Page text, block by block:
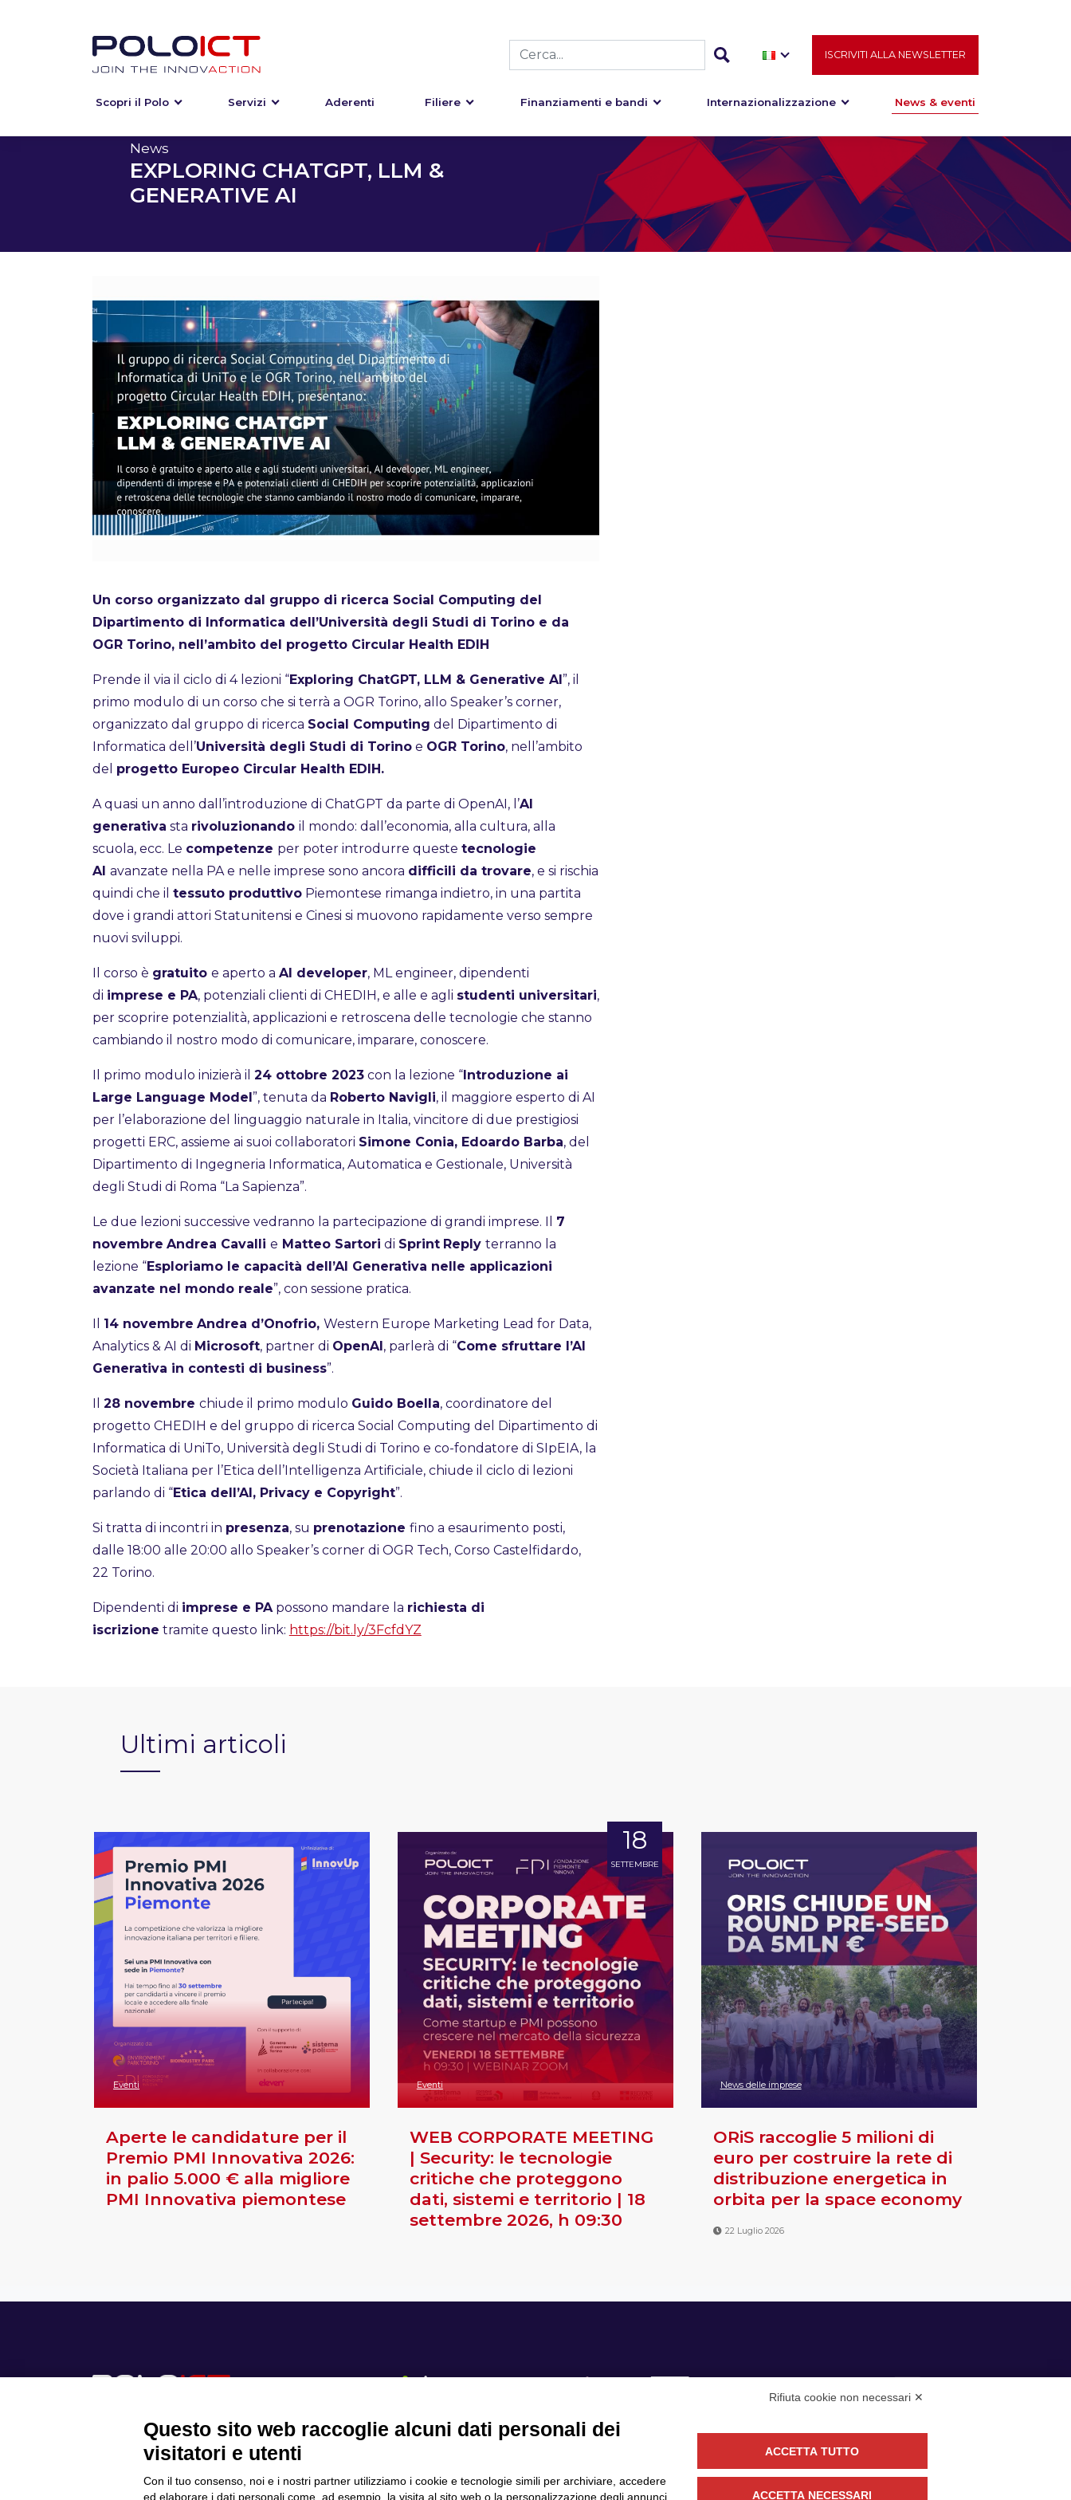
ISCRIVITI ALLA NEWSLETTER
Scopri il Polo Servizi Aderenti Filiere Finanziamenti e bandi Internazionalizzazione News & eventi
News
EXPLORING CHATGPT, LLM &
GENERATIVE AI
Un corso organizzato dal gruppo di ricerca Social Computing del
Dipartimento di Informatica dell’Università degli Studi di Torino e da
OGR Torino, nell’ambito del progetto Circular Health EDIH
Prende il via il ciclo di 4 lezioni “Exploring ChatGPT, LLM & Generative AI ”, il
primo modulo di un corso che si terrà a OGR Torino, allo Speaker’s corner,
organizzato dal gruppo di ricerca Social Computing del Dipartimento di
Informatica dell’Università degli Studi di Torinoe OGR Torino, nell’ambito
del progetto Europeo Circular Health EDIH.
A quasi un anno dall’introduzione di ChatGPT da parte di OpenAI, l’AI
generativa sta rivoluzionando il mondo: dall’economia, alla cultura, alla
scuola, ecc. Le competenze per poter introdurre queste tecnologie
AI avanzate nella PA e nelle imprese sono ancora difficili da trovare, e si rischia
quindi che il tessuto produttivoPiemontese rimanga indietro, in una partita
dove i grandi attori Statunitensi e Cinesi si muovono rapidamente verso sempre
nuovi sviluppi.
Il corso è gratuito e aperto a AI developer, ML engineer, dipendenti
di imprese e PA, potenziali clienti di CHEDIH, e alle e agli studenti universitari,
per scoprire potenzialità, applicazioni e retroscena delle tecnologie che stanno
cambiando il nostro modo di comunicare, imparare, conoscere.
Il primo modulo inizierà il 24 ottobre 2023con la lezione “Introduzione ai
Large Language Model ”, tenuta da Roberto Navigli, il maggiore esperto di AI
per l’elaborazione del linguaggio naturale in Italia, vincitore di due prestigiosi
progetti ERC, assieme ai suoi collaboratori Simone Conia, Edoardo Barba, del
Dipartimento di Ingegneria Informatica, Automatica e Gestionale, Università
degli Studi di Roma “La Sapienza”.
Le due lezioni successive vedranno la partecipazione di grandi imprese. Il 7
novembre Andrea Cavalli e Matteo Sartori di Sprint Reply terranno la
lezione “Esploriamo le capacità dell’AI Generativa nelle applicazioni
avanzate nel mondo reale”, con sessione pratica.
14 novembre Andrea d’Onofrio, Western Europe Marketing Lead for Data,
Analytics & AI di Microsoft, partner di OpenAI , parlerà di “Come sfruttare l’AI
Generativa in contesti di business”.
28 novembre chiude il primo modulo Guido Boella, coordinatore del
progetto CHEDIH e del gruppo di ricerca Social Computing del Dipartimento di
Informatica di UniTo, Università degli Studi di Torino e co-fondatore di SIpEIA, la
Società Italiana per l’Etica dell’Intelligenza Artificiale, chiude il ciclo di lezioni
parlando di “Etica dell’AI, Privacy e Copyright”.
Si tratta di incontri in presenza, su prenotazione fino a esaurimento posti,
dalle 18:00 alle 20:00 allo Speaker’s corner di OGR Tech, Corso Castelfidardo,
22 Torino.
Dipendenti di imprese e PApossono mandare la richiesta di
iscrizione tramite questo link: https://bit.ly/3FcfdYZ
Ultimi articoli
Eventi
Aperte le candidature per il
Premio PMI Innovativa 2026:
in palio 5.000 € alla migliore
PMI Innovativa piemontese
18
SETTEMBRE
Eventi
WEB CORPORATE MEETING
| Security: le tecnologie
critiche che proteggono
dati, sistemi e territorio | 18
settembre 2026, h 09:30
News delle imprese
ORiS raccoglie 5 milioni di
euro per costruire la rete di
distribuzione energetica in
orbita per la space economy
22 Luglio 2026
Scopri il Polo Servizi Community
Seguici
Rifiuta cookie non necessari ✕
Questo sito web raccoglie alcuni dati personali dei
visitatori e utenti
Con il tuo consenso, noi e i nostri partner utilizziamo i cookie e tecnologie simili per archiviare, accedere
ed elaborare i dati personali come, ad esempio, la visita al sito web o la personalizzazione degli annunci.
ACCETTA TUTTO
ACCETTA NECESSARI